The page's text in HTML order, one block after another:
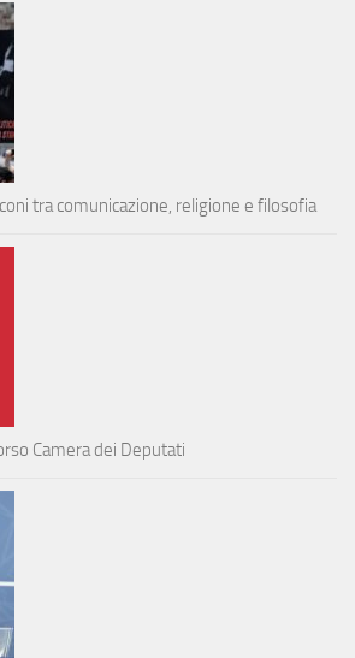
tra comunicazione, religione e filosofia
Camera dei Deputati